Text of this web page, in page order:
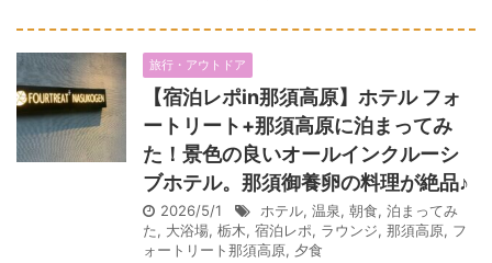
旅行・アウトドア
【宿泊レポin那須高原】ホテル フォ
ートリート+那須高原に泊まってみ
た！景色の良いオールインクルーシ
ブホテル。那須御養卵の料理が絶品♪
2026/5/1 ホテル, 温泉, 朝食, 泊まってみ
た, 大浴場, 栃木, 宿泊レポ, ラウンジ, 那須高原, フ
ォートリート那須高原, 夕食